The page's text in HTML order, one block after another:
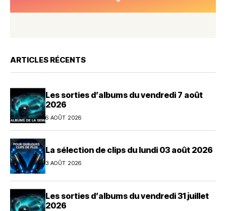
ARTICLES RÉCENTS
Les sorties d’albums du vendredi 7 août
2026
6 AOÛT 2026
La sélection de clips du lundi 03 août 2026
3 AOÛT 2026
Les sorties d’albums du vendredi 31 juillet
2026